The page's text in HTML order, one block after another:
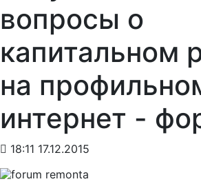
вопросы о
капитальном
на
интернет -
18:11 17.12.2015